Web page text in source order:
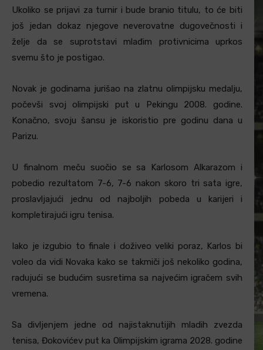
Ukoliko se prijavi za turnir i bude branio titulu, to će biti
još jedan dokaz njegove neverovatne dugovečnosti i
želje da se suprotstavi mlađim protivnicima uprkos
svemu što je postigao.
Novak je godinama jurišao na zlatnu olimpijsku medalju,
počevši svoj olimpijski put u Pekingu 2008. godine.
Konačno, svoju šansu je iskoristio pre godinu dana u
Parizu.
U finalnom meču suočio se sa Karlosom Alkarazom i
pobedio rezultatom 7-6, 7-6 nakon skoro tri sata igre,
proslavljajući jednu od najboljih pobeda u karijeri i
kompletirajući igru tenisa.
Iako je izgubio to finale i doživeo veliki poraz, Karlos bi
voleo da vidi Novaka kako se takmiči još nekoliko godina,
radujući se budućim susretima sa najvećim igračem svih
vremena.
Sa divljenjem jedne od najistaknutijih mladih zvezda
tenisa, Đokovićev put ka Olimpijskim igrama 2028. godine